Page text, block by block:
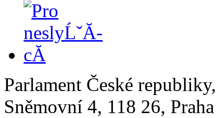
Parlament České
Sněmovní 4, 118 26,